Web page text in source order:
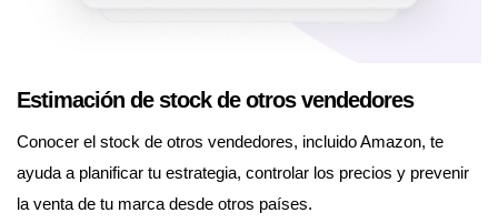
Estimación de stock de otros vendedores
Conocer el stock de otros vendedores, incluido Amazon, te
ayuda a planificar tu estrategia, controlar los precios y prevenir
la venta de tu marca desde otros países.